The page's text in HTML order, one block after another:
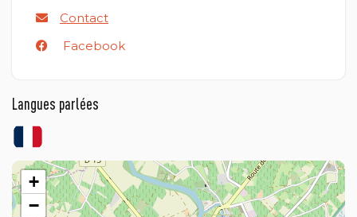
Contact
Facebook
Langues parlées
+
−